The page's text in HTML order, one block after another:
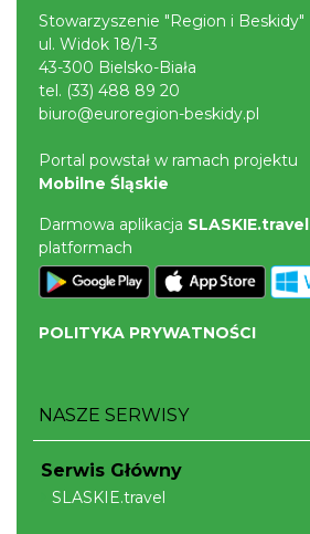
Stowarzyszenie "Region i Beskidy"
ul. Widok 18/1-3
43-300 Bielsko-Biała
tel. (33) 488 89 20
biuro@euroregion-beskidy.pl
Portal powstał w ramach projektu
Mobilne Śląskie
Darmowa aplikacja SLASKIE.travel
platformach
POLITYKA PRYWATNOŚCI
NASZE SERWISY
Serwis Główny
SLASKIE.travel